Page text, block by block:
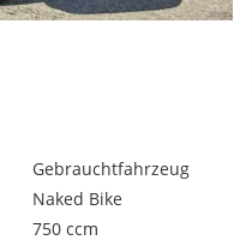
Gebrauchtfahrzeug
Naked Bike
750 ccm